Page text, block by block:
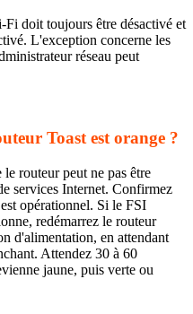
Fi doit toujours être désactivé et
L'exception concerne les
réseau peut
Toast est orange ?
routeur peut ne pas être
services Internet. Confirmez
opérationnel. Si le FSI
redémarrez le routeur
d'alimentation, en attendant
Attendez 30 à 60
jaune, puis verte ou